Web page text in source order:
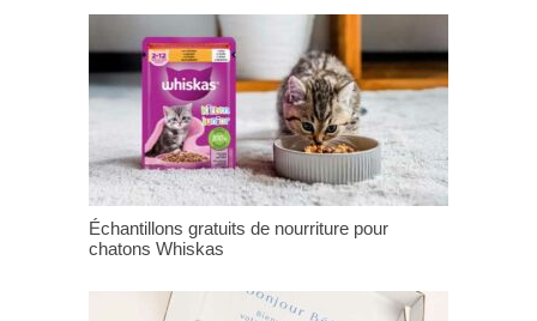
Échantillons gratuits de nourriture pour
chatons Whiskas